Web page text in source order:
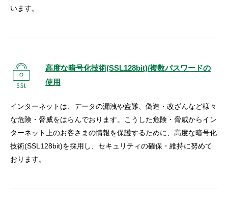
います。
高度な暗号化技術(SSL128bit)/複数パスワードの
使用
インターネットは、データの漏洩や盗難、偽造・改ざんなど様々
な危険・脅威をはらんでおります。こうした危険・脅威からイン
ターネット上のお客さまの情報を保護するために、高度な暗号化
技術(SSL128bit)を採用し、セキュリティの確保・維持に努めて
おります。